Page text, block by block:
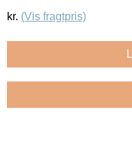
kr. (Vis fragtpris)